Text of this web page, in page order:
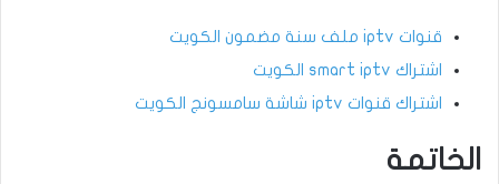
قنوات iptv ملف سنة مضمون الكويت
اشتراك smart iptv الكويت
اشتراك قنوات iptv شاشة سامسونج الكويت
الخاتمة